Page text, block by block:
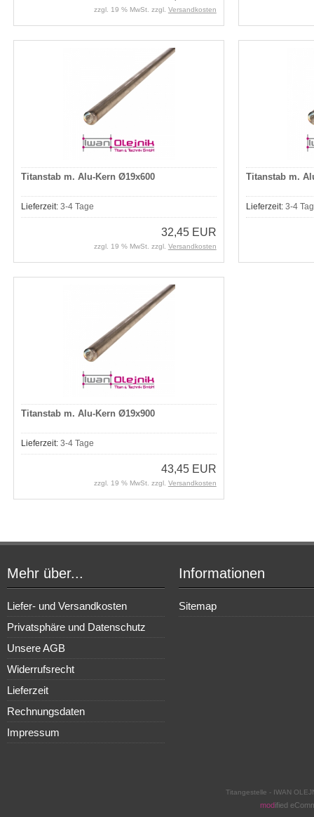
zzgl. 19 % MwSt. zzgl. Versandkosten
Titanstab m. Alu-Kern Ø19x600
Lieferzeit:3-4 Tage
32,45 EUR
zzgl. 19 % MwSt. zzgl. Versandkosten
Titanstab m.
Lieferzeit: 3-4
Titanstab m. Alu-Kern Ø19x900
Lieferzeit:3-4 Tage
43,45 EUR
zzgl. 19 % MwSt. zzgl. Versandkosten
Mehr über...
Liefer- und Versandkosten
Privatsphäre und Datenschutz
Unsere AGB
Widerrufsrecht
Lieferzeit
Rechnungsdaten
Impressum
Informationen
Sitemap
Titangestelle - IWAN
modified